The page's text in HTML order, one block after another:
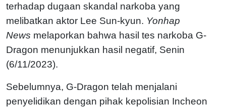
terhadap dugaan skandal narkoba yang
melibatkan aktor Lee Sun-kyun. Yonhap
News melaporkan bahwa hasil tes narkoba G-
Dragon menunjukkan hasil negatif, Senin
(6/11/2023).
Sebelumnya, G-Dragon telah menjalani
penyelidikan dengan pihak kepolisian Incheon